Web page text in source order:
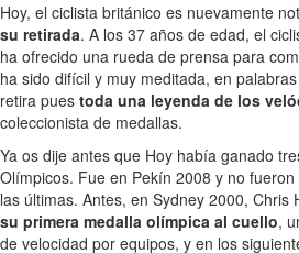
Hoy, el ciclista británico es nuevamente
su retirada. A los 37 años de edad, el
ha ofrecido una rueda de prensa para
ha sido difícil y muy meditada, en
retira pues toda una leyenda de los
coleccionista de medallas.
Ya os dije antes que Hoy había ganado
Olímpicos. Fue en Pekín 2008 y no
las últimas. Antes, en Sydney 2000, Chris
su primera medalla olímpica al cuello,
de velocidad por equipos, y en los